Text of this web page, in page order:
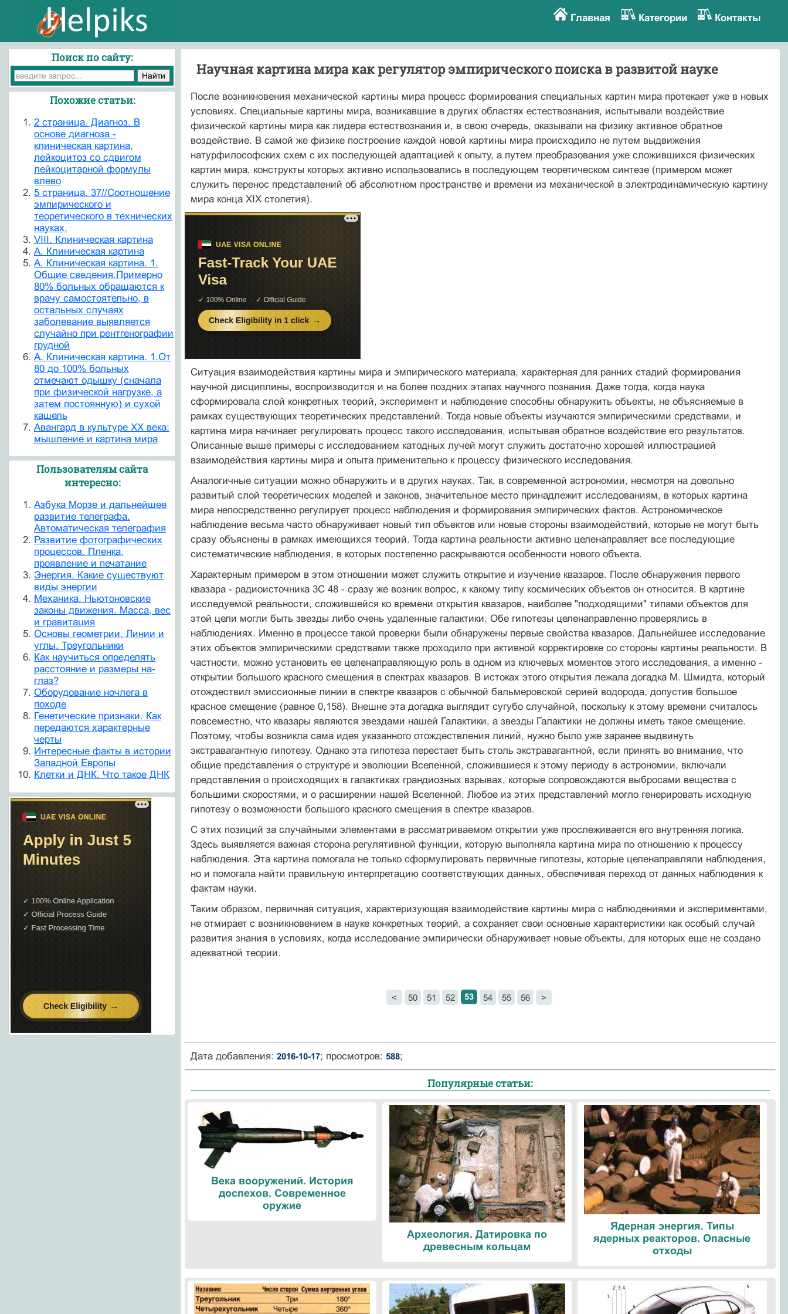
Главная Категории Контакты
Научная картина мира как регулятор эмпирического поиска в развитой науке
После возникновения механической картины мира процесс формирования специальных картин мира протекает уже в новых
условиях. Специальные картины мира, возникавшие в других областях естествознания, испытывали воздействие
физической картины мира как лидера естествознания и, в свою очередь, оказывали на физику активное обратное
воздействие. В самой же физике построение каждой новой картины мира происходило не путем выдвижения
натурфилософских схем с их последующей адаптацией к опыту, а путем преобразования уже сложившихся физических
картин мира, конструкты которых активно использовались в последующем теоретическом синтезе (примером может
служить перенос представлений об абсолютном пространстве и времени из механической в электродинамическую картину
мира конца XIX столетия).
Ситуация взаимодействия картины мира и эмпирического материала, характерная для ранних стадий формирования
научной дисциплины, воспроизводится и на более поздних этапах научного познания. Даже тогда, когда наука
сформировала слой конкретных теорий, эксперимент и наблюдение способны обнаружить объекты, не объясняемые в
рамках существующих теоретических представлений. Тогда новые объекты изучаются эмпирическими средствами, и
картина мира начинает регулировать процесс такого исследования, испытывая обратное воздействие его результатов.
Описанные выше примеры с исследованием катодных лучей могут служить достаточно хорошей иллюстрацией
взаимодействия картины мира и опыта применительно к процессу физического исследования.
Аналогичные ситуации можно обнаружить и в других науках. Так, в современной астрономии, несмотря на довольно
развитый слой теоретических моделей и законов, значительное место принадлежит исследованиям, в которых картина
мира непосредственно регулирует процесс наблюдения и формирования эмпирических фактов. Астрономическое
наблюдение весьма часто обнаруживает новый тип объектов или новые стороны взаимодействий, которые не могут быть
сразу объяснены в рамках имеющихся теорий. Тогда картина реальности активно целенаправляет все последующие
систематические наблюдения, в которых постепенно раскрываются особенности нового объекта.
Характерным примером в этом отношении может служить открытие и изучение квазаров. После обнаружения первого
квазара - радиоисточника 3С 48 - сразу же возник вопрос, к какому типу космических объектов он относится. В картине
исследуемой реальности, сложившейся ко времени открытия квазаров, наиболее "подходящими" типами объектов для
этой цели могли быть звезды либо очень удаленные галактики. Обе гипотезы целенаправленно проверялись в
наблюдениях. Именно в процессе такой проверки были обнаружены первые свойства квазаров. Дальнейшее исследование
этих объектов эмпирическими средствами также проходило при активной корректировке со стороны картины реальности. В
частности, можно установить ее целенаправляющую роль в одном из ключевых моментов этого исследования, а именно -
открытии большого красного смещения в спектрах квазаров. В истоках этого открытия лежала догадка М. Шмидта, который
отождествил эмиссионные линии в спектре квазаров с обычной бальмеровской серией водорода, допустив большое
красное смещение (равное 0,158). Внешне эта догадка выглядит сугубо случайной, поскольку к этому времени считалось
повсеместно, что квазары являются звездами нашей Галактики, а звезды Галактики не должны иметь такое смещение.
Поэтому, чтобы возникла сама идея указанного отождествления линий, нужно было уже заранее выдвинуть
экстравагантную гипотезу. Однако эта гипотеза перестает быть столь экстравагантной, если принять во внимание, что
общие представления о структуре и эволюции Вселенной, сложившиеся к этому периоду в астрономии, включали
представления о происходящих в галактиках грандиозных взрывах, которые сопровождаются выбросами вещества с
большими скоростями, и о расширении нашей Вселенной. Любое из этих представлений могло генерировать исходную
гипотезу о возможности большого красного смещения в спектре квазаров.
С этих позиций за случайными элементами в рассматриваемом открытии уже прослеживается его внутренняя логика.
Здесь выявляется важная сторона регулятивной функции, которую выполняла картина мира по отношению к процессу
наблюдения. Эта картина помогала не только сформулировать первичные гипотезы, которые целенаправляли наблюдения,
но и помогала найти правильную интерпретацию соответствующих данных, обеспечивая переход от данных наблюдения к
фактам науки.
Таким образом, первичная ситуация, характеризующая взаимодействие картины мира с наблюдениями и экспериментами,
не отмирает с возникновением в науке конкретных теорий, а сохраняет свои основные характеристики как особый случай
развития знания в условиях, когда исследование эмпирически обнаруживает новые объекты, для которых еще не создано
адекватной теории.
< 50 51 52 53 54 55 56 >
Дата добавления: 2016-10-17; просмотров: 588;
Популярные статьи:
Века вооружений. История
доспехов. Современное
оружие
Археология. Датировка по
древесным кольцам
Ядерная энергия. Типы
ядерных реакторов. Опасные
отходы
Поиск по сайту:
Похожие статьи:
2 страница. Диагноз. В
основе диагноза -
клиническая картина,
лейкоцитоз со сдвигом
лейкоцитарной формулы
влево
5 страница. 37//Соотношение
эмпирического и
теоретического в технических
науках.
VIII. Клиническая картина
А. Клиническая картина
А. Клиническая картина. 1.
Общие сведения.Примерно
80% больных обращаются к
врачу самостоятельно, в
остальных случаях
заболевание выявляется
случайно при рентгенографии
грудной
А. Клиническая картина. 1.От
80 до 100% больных
отмечают одышку (сначала
при физической нагрузке, а
затем постоянную) и сухой
кашель
Авангард в культуре ХХ века:
мышление и картина мира
Пользователям сайта
интересно:
Азбука Морзе и дальнейшее
развитие телеграфа.
Автоматическая телеграфия
Развитие фотографических
процессов. Пленка,
проявление и печатание
Энергия. Какие существуют
виды энергии
Механика. Ньютоновские
законы движения. Масса, вес
и гравитация
Основы геометрии. Линии и
углы. Треугольники
Как научиться определять
расстояние и размеры на-
глаз?
Оборудование ночлега в
походе
Генетические признаки. Как
передаются характерные
черты
Интересные факты в истории
Западной Европы
Клетки и ДНК. Что такое ДНК